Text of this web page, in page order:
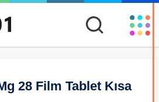
28 Film Tablet Kısa